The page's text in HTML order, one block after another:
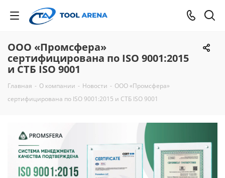
ООО «Промсфера»
сертифицирована по ISO 9001:2015
и СТБ ISO 9001
Главная - О компании - Новости - ООО «Промсфера»
сертифицирована по ISO 9001:2015 и СТБ ISO 9001